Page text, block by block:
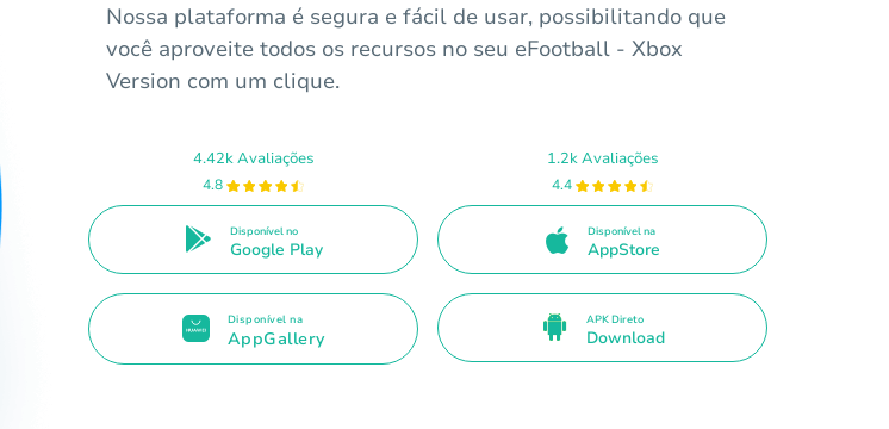
Nossa plataforma é segura e fácil de usar, possibilitando que
você aproveite todos os recursos no seu eFootball - Xbox
Version com um clique.
4.42k Avaliações
4.8
Disponível no
Google Play
1.2k Avaliações
4.4
Disponível na
AppStore
Disponível na
AppGallery
APK Direto
Download